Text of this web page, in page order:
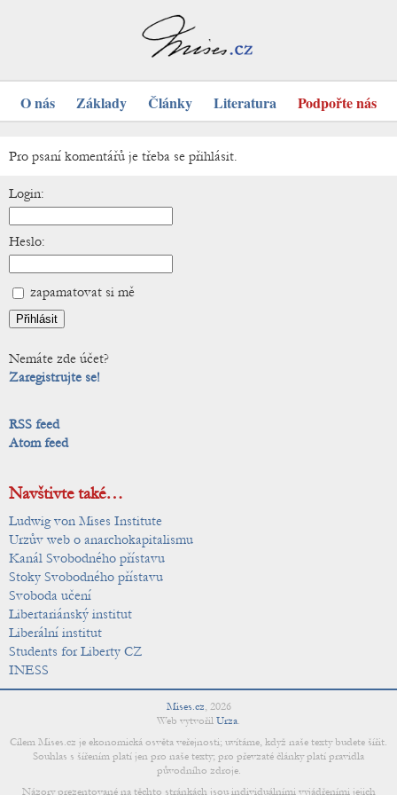
O nás Základy Články Literatura Podpořte nás
Pro psaní komentářů je třeba se přihlásit.
Login:
Heslo:
zapamatovat si mě
Nemáte zde účet?
Zaregistrujte se!
RSS feed
Atom feed
Navštivte také…
Ludwig von Mises Institute
Urzův web o anarchokapitalismu
Kanál Svobodného přístavu
Stoky Svobodného přístavu
Svoboda učení
Libertariánský institut
Liberální institut
Students for Liberty CZ
INESS
Mises.cz, 2026
Web vytvořil Urza.
Cílem Mises.cz je ekonomická osvěta veřejnosti; uvítáme, když naše texty budete šířit.
Souhlas s šířením platí jen pro naše texty; pro převzaté články platí pravidla
původního zdroje.
Názory prezentované na těchto stránkách jsou individuálními vyjádřeními jejich